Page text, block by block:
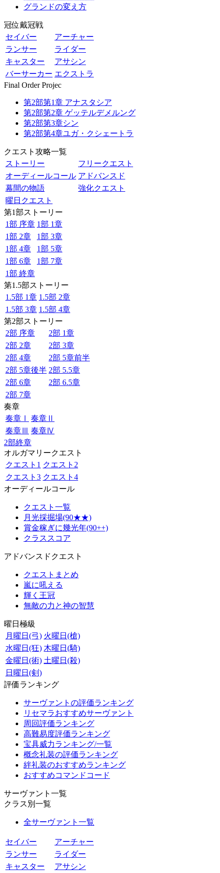
グランドの変え方
冠位戴冠戦
セイバー
アーチャー
ランサー
ライダー
キャスター
アサシン
バーサーカー エクストラ
Final Order Projec
第2部第1章 アナスタシア
第2部第2章 ゲッテルデメルング
第2部第3章シン
第2部第4章ユガ・クシェートラ
クエスト攻略一覧
ストーリー
フリークエスト
オーディールコール アドバンスド
幕間の物語
強化クエスト
曜日クエスト
第1部ストーリー
1部 序章 1部 1章
1部 2章
1部 3章
1部 4章
1部 5章
1部 6章
1部 7章
1部 終章
第1.5部ストーリー
1.5部 1章 1.5部 2章
1.5部 3章 1.5部 4章
第2部ストーリー
2部 序章
2部 1章
2部 2章
2部 3章
2部 4章
2部 5章前半
2部 5章後半 2部 5.5章
2部 6章
2部 6.5章
2部 7章
奏章
奏章Ⅰ
奏章Ⅱ
奏章Ⅲ 奏章Ⅳ
2部終章
オルガマリークエスト
クエスト1 クエスト2
クエスト3 クエスト4
オーディールコール
クエスト一覧
月光採掘場(90★★)
賞金稼ぎに幾光年(90++)
クラススコア
アドバンスドクエスト
クエストまとめ
嵐に吼える
輝く王冠
無敵の力と神の智慧
曜日極級
月曜日(弓) 火曜日(槍)
水曜日(狂) 木曜日(騎)
金曜日(術) 土曜日(殺)
日曜日(剣)
評価ランキング
サーヴァントの評価ランキング
リセマラおすすめサーヴァント
周回評価ランキング
高難易度評価ランキング
宝具威力ランキング/一覧
概念礼装の評価ランキング
絆礼装のおすすめランキング
おすすめコマンドコード
サーヴァント一覧
クラス別一覧
全サーヴァント一覧
セイバー
アーチャー
ランサー
ライダー
キャスター
アサシン